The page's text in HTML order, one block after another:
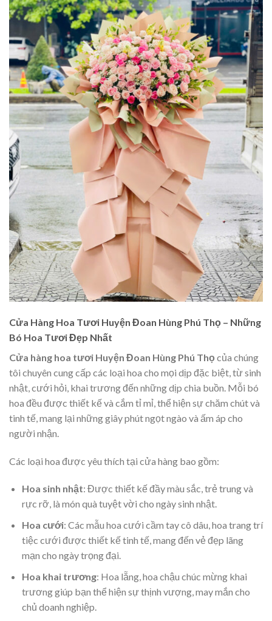
Cửa Hàng Hoa Tươi Huyện Đoan Hùng Phú Thọ – Những
Bó Hoa Tươi Đẹp Nhất
Cửa hàng hoa tươi Huyện Đoan Hùng Phú Thọ của chúng
tôi chuyên cung cấp các loại hoa cho mọi dịp đặc biệt, từ sinh
nhật, cưới hỏi, khai trương đến những dịp chia buồn. Mỗi bó
hoa đều được thiết kế và cắm tỉ mỉ, thể hiện sự chăm chút và
tinh tế, mang lại những giây phút ngọt ngào và ấm áp cho
người nhận.
Các loại hoa được yêu thích tại cửa hàng bao gồm:
Hoa sinh nhật: Được thiết kế đầy màu sắc, trẻ trung và
rực rỡ, là món quà tuyệt vời cho ngày sinh nhật.
Hoa cưới: Các mẫu hoa cưới cầm tay cô dâu, hoa trang trí
tiệc cưới được thiết kế tinh tế, mang đến vẻ đẹp lãng
mạn cho ngày trọng đại.
Hoa khai trương: Hoa lẵng, hoa chậu chúc mừng khai
trương giúp bạn thể hiện sự thịnh vượng, may mắn cho
chủ doanh nghiệp.